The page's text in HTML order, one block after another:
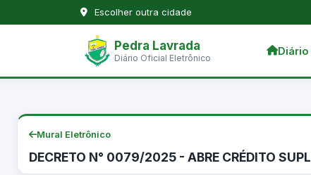
Escolher outra cidade
Pedra Lavrada
Diário Oficial Eletrônico
Mural Eletrônico
DECRETO N° 0079/2025 - ABRE CRÉDITO